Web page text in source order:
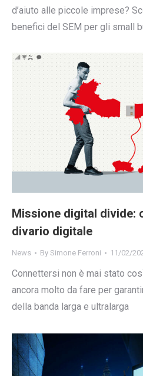
d’aiuto alle piccole imprese?
benefici del SEM per gli small
Missione digital divide:
divario digitale
News By Simone Ferroni 11/02/
Connettersi non è mai stato
ancora molto da fare per
della banda larga e ultralarga